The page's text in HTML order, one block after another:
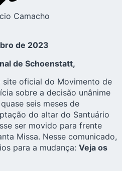
Camacho
de 2023
de Schoenstatt,
site oficial do Movimento de
sobre a decisão unânime
seis meses de
do altar do Santuário
ser movido para frente
Missa. Nesse comunicado,
para a mudança: Veja os